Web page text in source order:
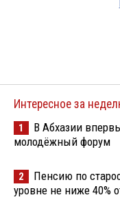
Интересное за
1
В Абхазии
молодёжный форум
2
Пенсию по
уровне не ниже 40%